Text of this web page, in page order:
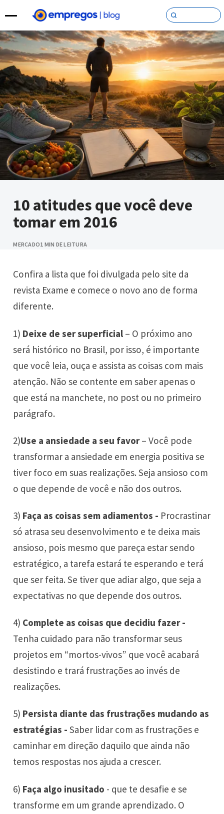
Pular para o conteúdo
10 atitudes que você deve
tomar em 2016
MERCADO1 MIN DE LEITURA
Confira a lista que foi divulgada pelo site da
revista Exame e comece o novo ano de forma
diferente.
1) Deixe de ser superficial – O próximo ano
será histórico no Brasil, por isso, é importante
que você leia, ouça e assista as coisas com mais
atenção. Não se contente em saber apenas o
que está na manchete, no post ou no primeiro
parágrafo.
2)Use a ansiedade a seu favor– Você pode
transformar a ansiedade em energia positiva se
tiver foco em suas realizações. Seja ansioso com
o que depende de você e não dos outros.
3) Faça as coisas sem adiamentos - Procrastinar
só atrasa seu desenvolvimento e te deixa mais
ansioso, pois mesmo que pareça estar sendo
estratégico, a tarefa estará te esperando e terá
que ser feita. Se tiver que adiar algo, que seja a
expectativas no que depende dos outros.
4) Complete as coisas que decidiu fazer -
Tenha cuidado para não transformar seus
projetos em “mortos-vivos” que você acabará
desistindo e trará frustrações ao invés de
realizações.
5) Persista diante das frustrações mudando as
estratégias -Saber lidar com as frustrações e
caminhar em direção daquilo que ainda não
temos respostas nos ajuda a crescer.
6) Faça algo inusitado - que te desafie e se
transforme em um grande aprendizado. O